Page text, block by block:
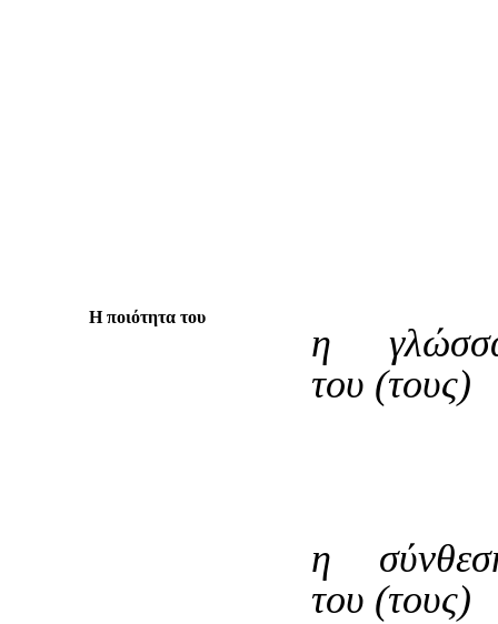
Η ποιότητα του
η
του (τους)
η
του (τους)